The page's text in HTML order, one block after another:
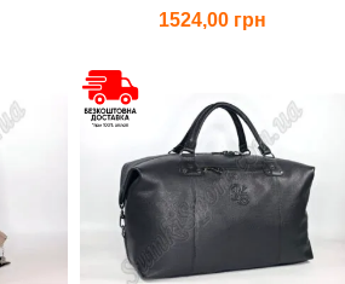
1524,00